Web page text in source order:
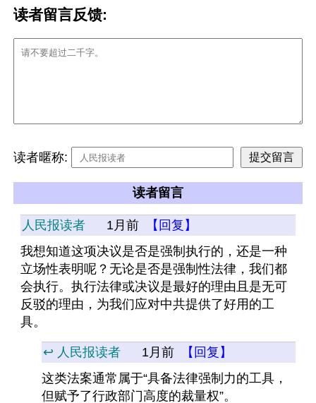
读者留言反馈:
读者暱称:
读者留言
人民报读者 1月前
【回复】
我想知道这项决议是否是强制执行的，还是一种
立场性表明呢？无论是否是强制性法律，我们都
会执行。执行法律或决议是最好的理由且是无可
反驳的理由，为我们应对中共提供了好用的工
具。
↩️ 人民报读者 1月前
【回复】
这类法案通常属于“具备法律强制力的工具，
但赋予了行政部门高度的裁量权”。